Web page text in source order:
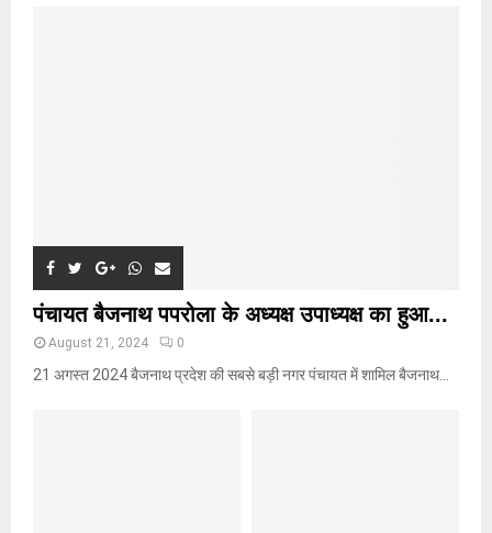
पंचायत बैजनाथ पपरोला के अध्यक्ष उपाध्यक्ष का हुआ...
August 21, 2024 0
21 अगस्त 2024 बैजनाथ प्रदेश की सबसे बड़ी नगर पंचायत में शामिल बैजनाथ...